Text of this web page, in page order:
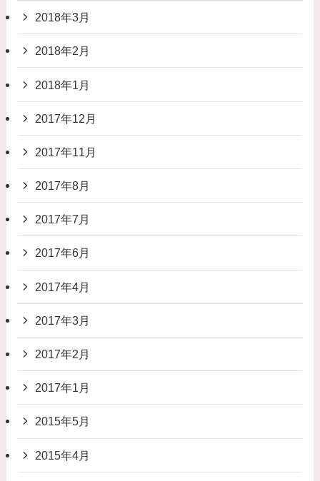
2018年3月
2018年2月
2018年1月
2017年12月
2017年11月
2017年8月
2017年7月
2017年6月
2017年4月
2017年3月
2017年2月
2017年1月
2015年5月
2015年4月